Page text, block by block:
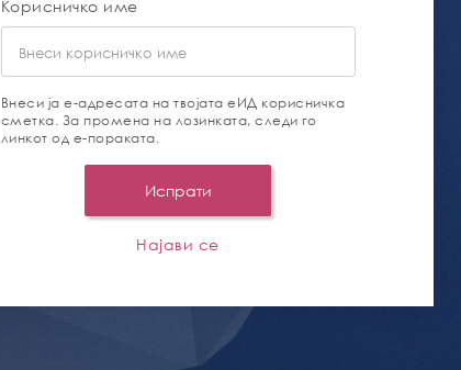
Корисничко име
Внеси ја е-адресата на твојата еИД корисничка
сметка. За промена на лозинката, следи го
линкот од е-пораката.
Испрати
Најави се